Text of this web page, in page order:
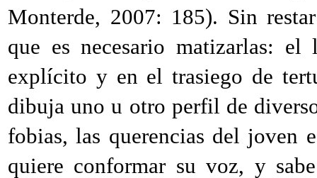
Monterde, 2007: 185). Sin
que es necesario matizarlas:
explícito y en el trasiego de
dibuja uno u otro perfil de
fobias, las querencias del joven
quiere conformar su voz, y